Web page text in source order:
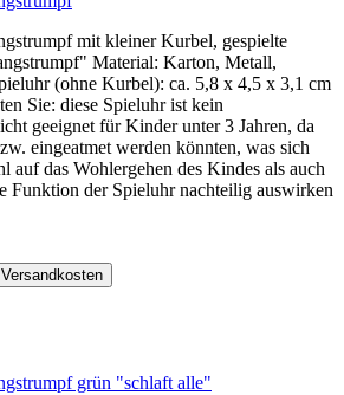
mit kleiner Kurbel, gespielte
Material: Karton, Metall,
(ohne Kurbel): ca. 5,8 x 4,5 x 3,1 cm
Sie: diese Spieluhr ist kein
geeignet für Kinder unter 3 Jahren, da
eingeatmet werden könnten, was sich
auf das Wohlergehen des Kindes als auch
Funktion der Spieluhr nachteilig auswirken
grün "schlaft alle"